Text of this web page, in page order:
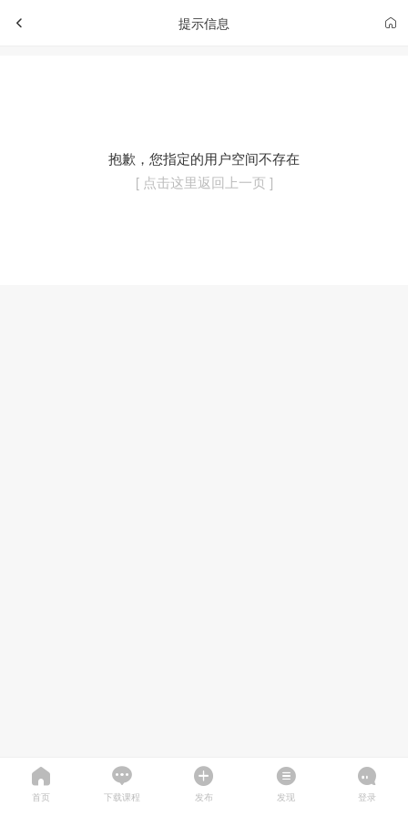
提示信息
抱歉，您指定的用户空间不存在
[ 点击这里返回上一页 ]
首页 下载课程 发布 发现 登录